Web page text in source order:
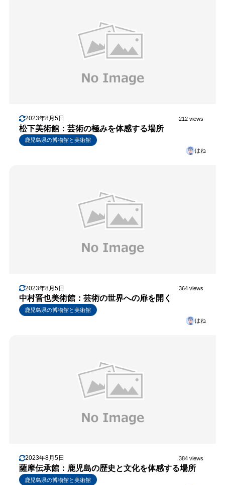
2023年8月5日 212 views
松下美術館：芸術の極みを体感する場所
鹿児島県の博物館と美術館
はね
2023年8月5日 364 views
中村晋也美術館：芸術の世界への扉を開く
鹿児島県の博物館と美術館
はね
2023年8月5日 384 views
薩摩伝承館：鹿児島の歴史と文化を体感する場所
鹿児島県の博物館と美術館